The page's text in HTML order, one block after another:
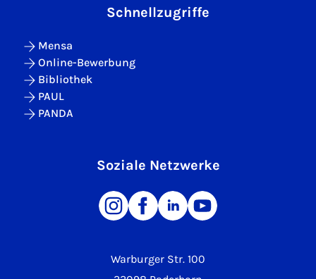
Warburger Str. 100
Schnellzugriffe
Mensa
Online-Bewerbung
Bibliothek
PAUL
PANDA
Soziale Netzwerke